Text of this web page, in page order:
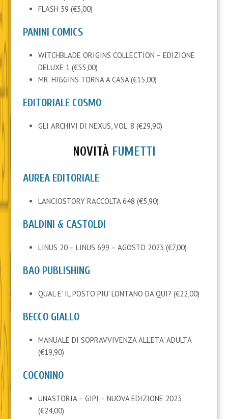
FLASH 39 (€3,00)
PANINI COMICS
WITCHBLADE ORIGINS COLLECTION – EDIZIONE
DELUXE 1 (€55,00)
MR. HIGGINS TORNA A CASA (€15,00)
EDITORIALE COSMO
GLI ARCHIVI DI NEXUS, VOL. 8 (€29,90)
NOVITÀ FUMETTI
AUREA EDITORIALE
LANCIOSTORY RACCOLTA 648 (€5,90)
BALDINI & CASTOLDI
LINUS 20 – LINUS 699 – AGOSTO 2023 (€7,00)
BAO PUBLISHING
QUAL E’ IL POSTO PIU’ LONTANO DA QUI? (€22,00)
BECCO GIALLO
MANUALE DI SOPRAVVIVENZA ALL’ETA’ ADULTA
(€19,90)
COCONINO
UNASTORIA – GIPI – NUOVA EDIZIONE 2023
(€24,00)